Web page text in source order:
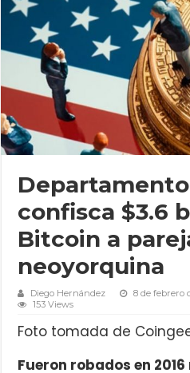
confisca $3.6
Bitcoin a
neoyorquina
Diego Hernández 8 de febrero
153 Views
Foto tomada de
Fueron robados en